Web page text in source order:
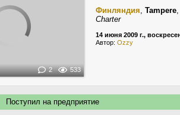
2 533
Финляндия, Tampere
Charter
14 июня 2009 г.,
Автор: Ozzy
Поступил на предприятие